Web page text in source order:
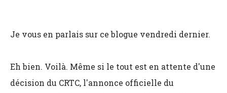
Je vous en parlais sur ce blogue vendredi dernier.
Eh bien. Voilà. Même si le tout est en attente d'une
décision du CRTC, l'annonce officielle du